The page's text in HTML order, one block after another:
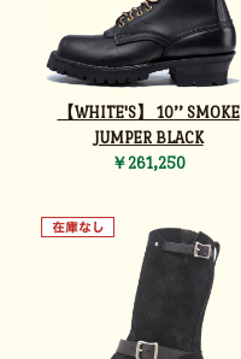
【WHITE'S】 10’’ SMOKE
JUMPER BLACK
￥261,250